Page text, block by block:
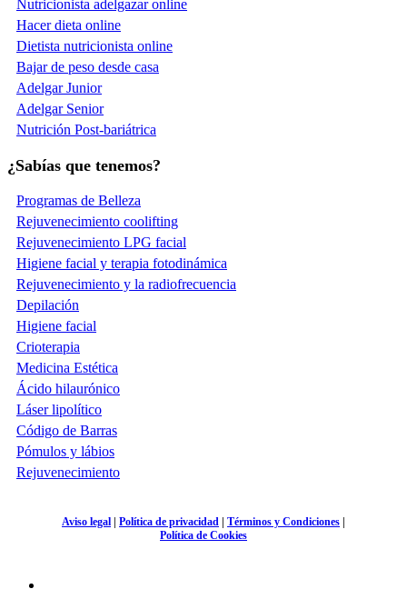
Nutricionista adelgazar online
Hacer dieta online
Dietista nutricionista online
Bajar de peso desde casa
Adelgar Junior
Adelgar Senior
Nutrición Post-bariátrica
¿Sabías que tenemos?
Programas de Belleza
Rejuvenecimiento coolifting
Rejuvenecimiento LPG facial
Higiene facial y terapia fotodinámica
Rejuvenecimiento y la radiofrecuencia
Depilación
Higiene facial
Crioterapia
Medicina Estética
Ácido hilaurónico
Láser lipolítico
Código de Barras
Pómulos y lábios
Rejuvenecimiento
Aviso legal Política de privacidad Términos y Condiciones
Política de Cookies